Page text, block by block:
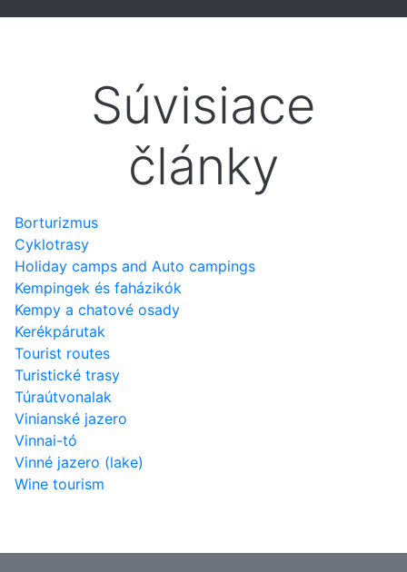
Súvisiace
články
Borturizmus
Cyklotrasy
Holiday camps and Auto campings
Kempingek és faházikók
Kempy a chatové osady
Kerékpárutak
Tourist routes
Turistické trasy
Túraútvonalak
Vinianské jazero
Vinnai-tó
Vinné jazero (lake)
Wine tourism